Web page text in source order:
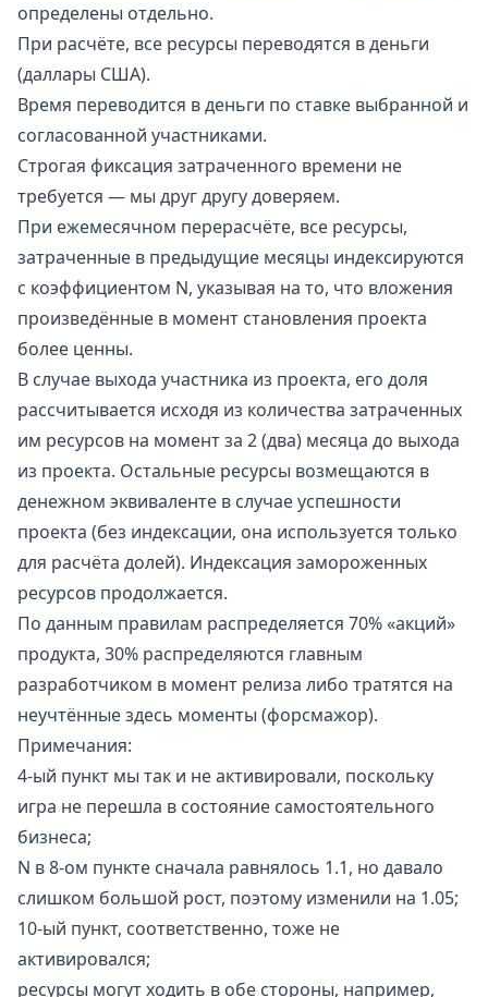
определены отдельно.
При расчёте, все ресурсы переводятся в деньги
(даллары США).
Время переводится в деньги по ставке выбранной и
согласованной участниками.
Строгая фиксация затраченного времени не
требуется — мы друг другу доверяем.
При ежемесячном перерасчёте, все ресурсы,
затраченные в предыдущие месяцы индексируются
с коэффициентом N, указывая на то, что вложения
произведённые в момент становления проекта
более ценны.
В случае выхода участника из проекта, его доля
рассчитывается исходя из количества затраченных
им ресурсов на момент за 2 (два) месяца до выхода
из проекта. Остальные ресурсы возмещаются в
денежном эквиваленте в случае успешности
проекта (без индексации, она используется только
для расчёта долей). Индексация замороженных
ресурсов продолжается.
По данным правилам распределяется 70% «акций»
продукта, 30% распределяются главным
разработчиком в момент релиза либо тратятся на
неучтённые здесь моменты (форсмажор).
Примечания:
4-ый пункт мы так и не активировали, поскольку
игра не перешла в состояние самостоятельного
бизнеса;
N в 8-ом пункте сначала равнялось 1.1, но давало
слишком большой рост, поэтому изменили на 1.05;
10-ый пункт, соответственно, тоже не
активировался;
ресурсы могут ходить в обе стороны, например,